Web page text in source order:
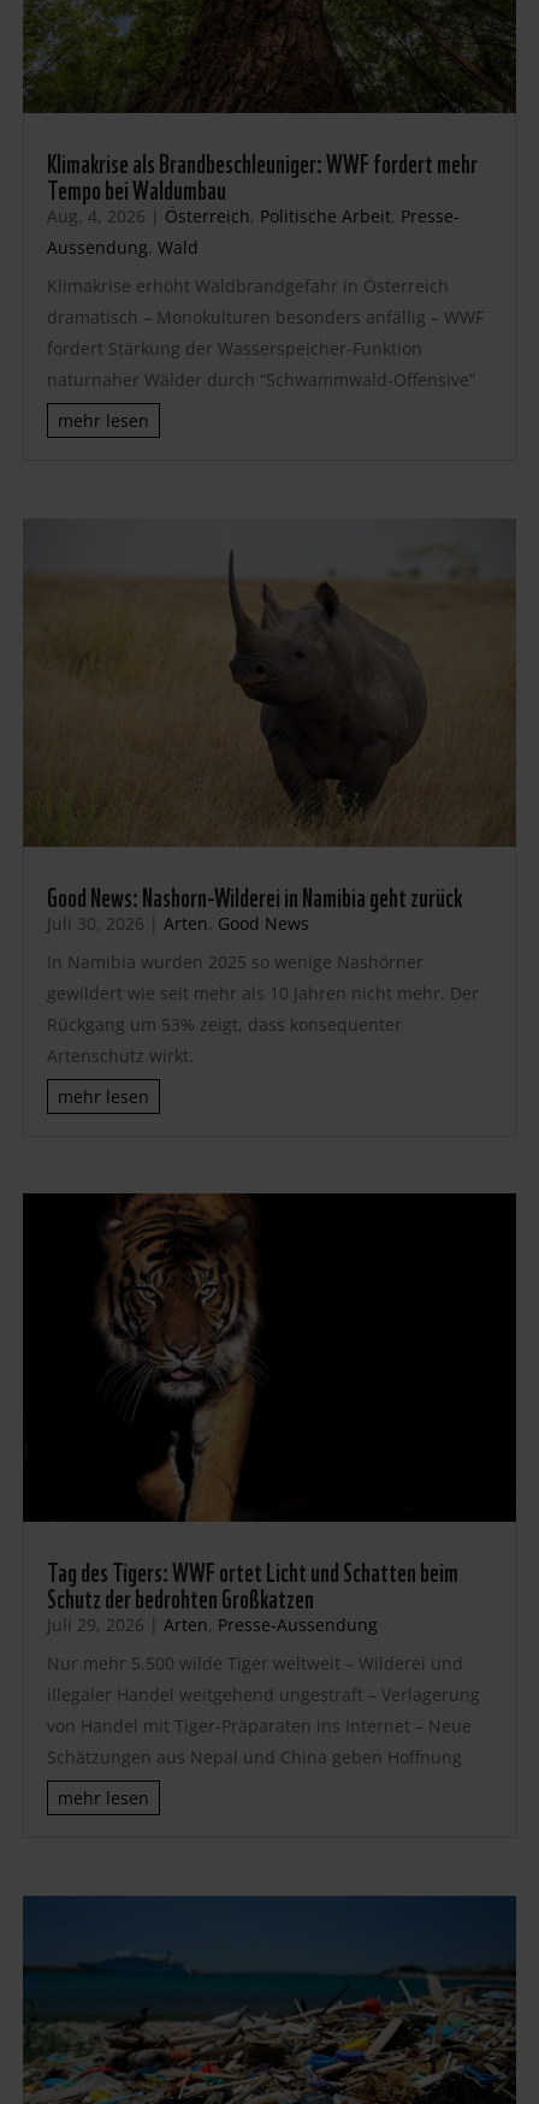
Klimakrise als Brandbeschleuniger: WWF fordert mehr
Tempo bei Waldumbau
Aug. 4, 2026 | Österreich, Politische Arbeit, Presse-
Aussendung, Wald
Klimakrise erhöht Waldbrandgefahr in Österreich
dramatisch – Monokulturen besonders anfällig – WWF
fordert Stärkung der Wasserspeicher-Funktion
naturnaher Wälder durch “Schwammwald-Offensive”
mehr lesen
Good News: Nashorn-Wilderei in Namibia geht zurück
Juli 30, 2026 | Arten, Good News
In Namibia wurden 2025 so wenige Nashörner
gewildert wie seit mehr als 10 Jahren nicht mehr. Der
Rückgang um 53% zeigt, dass konsequenter
Artenschutz wirkt.
mehr lesen
Tag des Tigers: WWF ortet Licht und Schatten beim
Schutz der bedrohten Großkatzen
Juli 29, 2026 | Arten, Presse-Aussendung
Nur mehr 5.500 wilde Tiger weltweit – Wilderei und
illegaler Handel weitgehend ungestraft – Verlagerung
von Handel mit Tiger-Präparaten ins Internet – Neue
Schätzungen aus Nepal und China geben Hoffnung
mehr lesen